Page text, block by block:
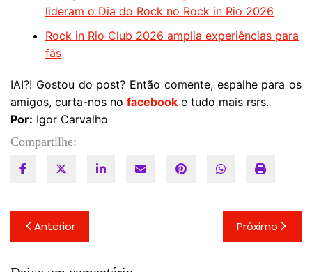
lideram o Dia do Rock no Rock in Rio 2026
Rock in Rio Club 2026 amplia experiências para
fãs
IAI?! Gostou do post? Então comente, espalhe para os
amigos, curta-nos no facebook e tudo mais rsrs.
Por: Igor Carvalho
Compartilhe:
Navegação
de
Post
Anterior Próximo